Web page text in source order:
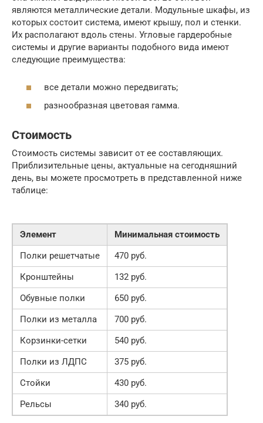
являются металлические детали. Модульные шкафы, из
которых состоит система, имеют крышу, пол и стенки.
Их располагают вдоль стены. Угловые гардеробные
системы и другие варианты подобного вида имеют
следующие преимущества:
все детали можно передвигать;
разнообразная цветовая гамма.
Стоимость
Стоимость системы зависит от ее составляющих.
Приблизительные цены, актуальные на сегодняшний
день, вы можете просмотреть в представленной ниже
таблице:
Элемент
Минимальная стоимость
Полки решетчатые
470 руб.
Кронштейны
132 руб.
Обувные полки
650 руб.
Полки из металла
700 руб.
Корзинки-сетки
540 руб.
Полки из ЛДПС
375 руб.
Стойки
430 руб.
Рельсы
340 руб.